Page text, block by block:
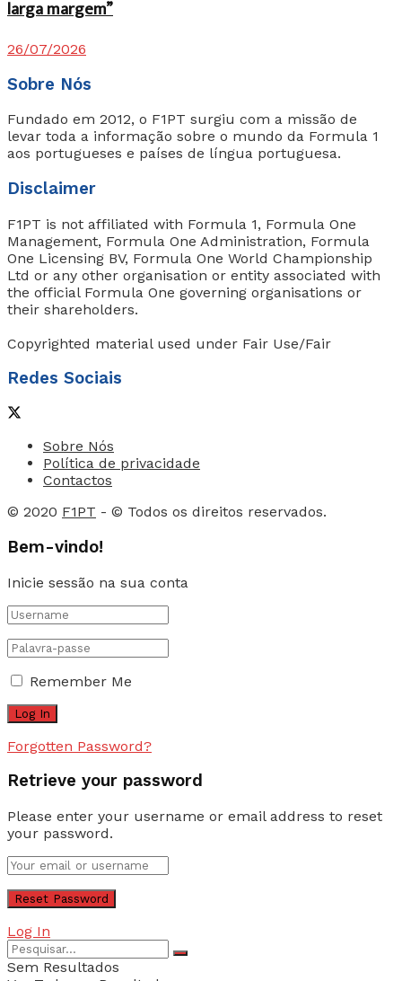
larga margem”
26/07/2026
Sobre Nós
Fundado em 2012, o F1PT surgiu com a missão de
levar toda a informação sobre o mundo da Formula 1
aos portugueses e países de língua portuguesa.
Disclaimer
F1PT is not affiliated with Formula 1, Formula One
Management, Formula One Administration, Formula
One Licensing BV, Formula One World Championship
Ltd or any other organisation or entity associated with
the official Formula One governing organisations or
their shareholders.
Copyrighted material used under Fair Use/Fair
Redes Sociais
Sobre Nós
Política de privacidade
Contactos
© 2020 F1PT - © Todos os direitos reservados.
Bem-vindo!
Inicie sessão na sua conta
Remember Me
Forgotten Password?
Retrieve your password
Please enter your username or email address to reset
your password.
Log In
Sem Resultados